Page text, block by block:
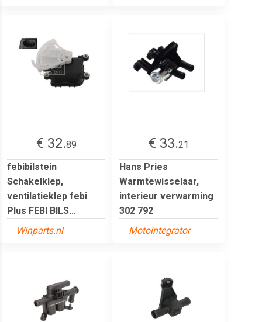
€ 32.89
febibilstein
Schakelklep,
ventilatieklep febi
Plus FEBI BILS...
Winparts.nl
€ 33.21
Hans Pries
Warmtewisselaar,
interieur verwarming
302 792
Motointegrator